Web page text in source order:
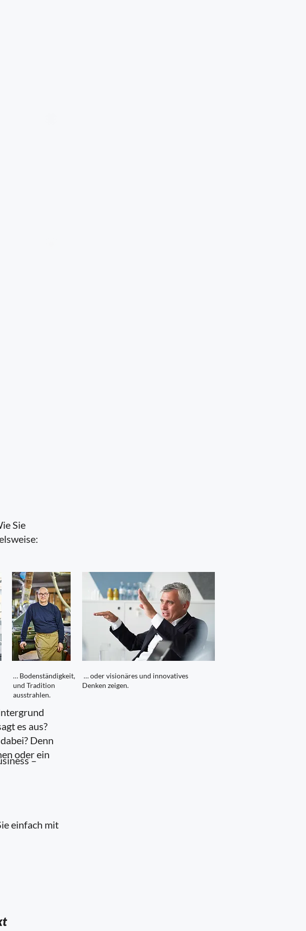
Sie
… Bodenständigkeit,
und Tradition
ausstrahlen.
… oder visionäres und innovatives
Denken zeigen.
es aus?
Denn
oder ein
einfach mit
–